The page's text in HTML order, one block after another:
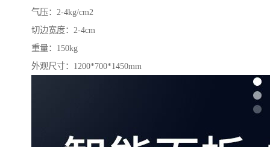
气压：2-4kg/cm2
切边宽度：2-4cm
重量：150kg
外观尺寸：1200*700*1450mm